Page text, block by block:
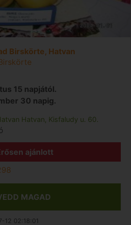
Birskörte, Hatvan
15 napjától.
30 napig.
Hatvan, Kisfaludy u. 60.
ajánlott
MAGAD
12 02:18:01